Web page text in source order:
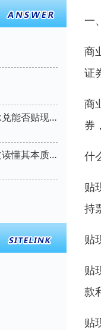
客户说用承兑汇票付款？别急收，承兑能否贴现？关键看这几个细节
承兑汇票是啥意思？深度解析：一文读懂其本质、运作与优势
一
商
证
商
券
什
贴
持
贴
贴
款
贴